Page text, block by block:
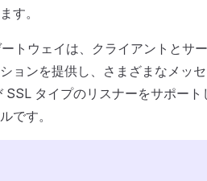
す。
トウェイは、クライアントとサ
ョンを提供し、さまざまなメッ
SSL タイプのリスナーをサポー
です。